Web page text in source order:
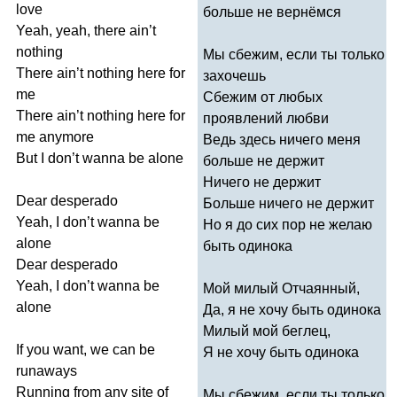
love
Yeah, yeah, there ain’t
nothing
There ain’t nothing here for
me
There ain’t nothing here for
me anymore
But
don’t wanna be alone
Dear desperado
Yeah, don’t wanna be
alone
Dear desperado
Yeah, don’t wanna be
alone
If you want, we can be
runaways
Running from any site of
больше не вернёмся
Мы сбежим, если ты только
захочешь
Сбежим от любых
проявлений любви
Ведь здесь ничего меня
больше не держит
Ничего не держит
Больше ничего не держит
Но я до сих пор не желаю
быть одинока
Мой милый Отчаянный,
Да, я не хочу быть одинока
Милый мой беглец,
Я не хочу быть одинока